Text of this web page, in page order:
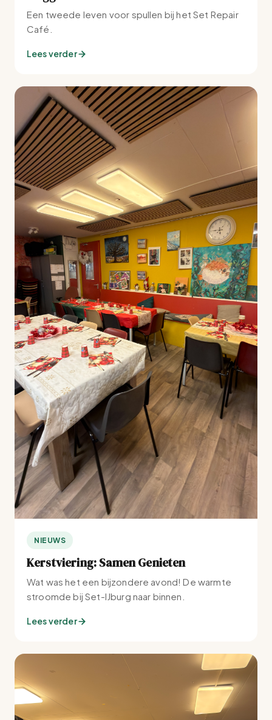
Een tweede leven voor spullen bij het Set Repair
Café.
Lees verder
NIEUWS
Kerstviering: Samen Genieten
Wat was het een bijzondere avond! De warmte
stroomde bij Set-IJburg naar binnen.
Lees verder